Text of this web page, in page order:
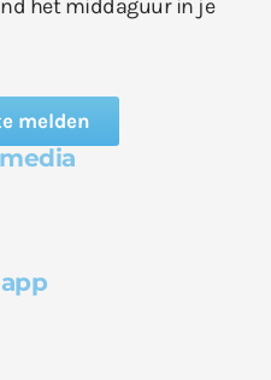
het middaguur in je
melden